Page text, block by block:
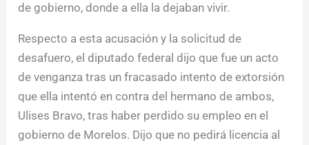
de gobierno, donde a ella la dejaban vivir.
Respecto a esta acusación y la solicitud de
desafuero, el diputado federal dijo que fue un acto
de venganza tras un fracasado intento de extorsión
que ella intentó en contra del hermano de ambos,
Ulises Bravo, tras haber perdido su empleo en el
gobierno de Morelos. Dijo que no pedirá licencia al